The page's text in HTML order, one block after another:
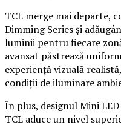
TCL merge mai departe,
Dimming Series și
luminii pentru fiecare
avansat păstrează
experiență vizuală
condiții de iluminare
În plus, designul Mini
TCL aduce un nivel